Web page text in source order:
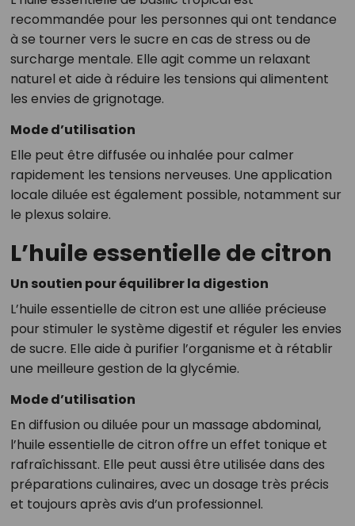
recommandée pour les personnes qui ont tendance
à se tourner vers le sucre en cas de stress ou de
surcharge mentale. Elle agit comme un relaxant
naturel et aide à réduire les tensions qui alimentent
les envies de grignotage.
Mode d’utilisation
Elle peut être diffusée ou inhalée pour calmer
rapidement les tensions nerveuses. Une application
locale diluée est également possible, notamment sur
le plexus solaire.
L’huile essentielle de citron
Un soutien pour équilibrer la digestion
L’huile essentielle de citron est une alliée précieuse
pour stimuler le système digestif et réguler les envies
de sucre. Elle aide à purifier l’organisme et à rétablir
une meilleure gestion de la glycémie.
Mode d’utilisation
En diffusion ou diluée pour un massage abdominal,
l’huile essentielle de citron offre un effet tonique et
rafraîchissant. Elle peut aussi être utilisée dans des
préparations culinaires, avec un dosage très précis
et toujours après avis d’un professionnel.